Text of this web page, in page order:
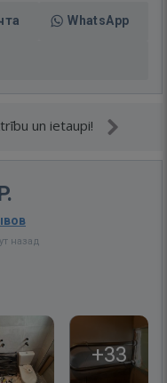
WhatsApp
un ietaupi!
назад
+33